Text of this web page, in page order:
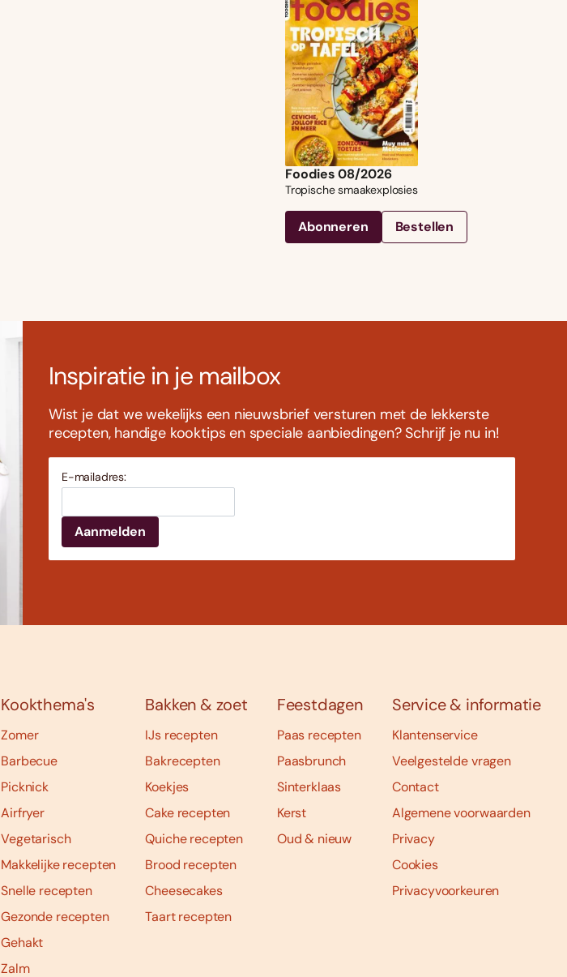
Foodies 08/2026
Tropische smaakexplosies
Abonneren Bestellen
Inspiratie in je mailbox
Wist je dat we wekelijks een nieuwsbrief versturen met de lekkerste
recepten, handige kooktips en speciale aanbiedingen? Schrijf je nu in!
E-mailadres:
Kookthema's
Zomer
Barbecue
Picknick
Airfryer
Vegetarisch
Makkelijke recepten
Snelle recepten
Gezonde recepten
Gehakt
Zalm
Bakken & zoet
IJs recepten
Bakrecepten
Koekjes
Cake recepten
Quiche recepten
Brood recepten
Cheesecakes
Taart recepten
Feestdagen
Paas recepten
Paasbrunch
Sinterklaas
Kerst
Oud & nieuw
Service & informatie
Klantenservice
Veelgestelde vragen
Contact
Algemene voorwaarden
Privacy
Cookies
Privacyvoorkeuren